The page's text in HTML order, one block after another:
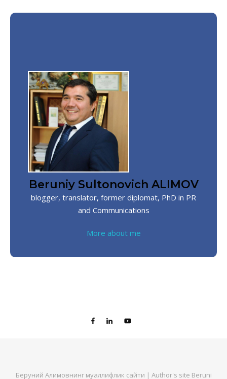
Beruniy Sultonovich ALIMOV
blogger, translator, former diplomat, PhD in PR
and Communications
More about me
Беруний Алимовнинг муаллифлик сайти | Author's site Beruni